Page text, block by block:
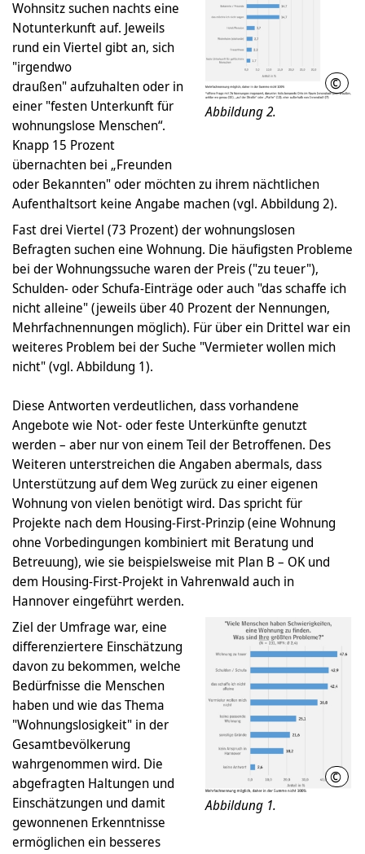
© LHH
Abbildung 2.
Wohnsitz suchen nachts eine
Notunterkunft auf. Jeweils
rund ein Viertel gibt an, sich
"irgendwo
draußen" aufzuhalten oder in
einer "festen Unterkunft für
wohnungslose Menschen“.
Knapp 15 Prozent
übernachten bei „Freunden
oder Bekannten" oder möchten zu ihrem nächtlichen
Aufenthaltsort keine Angabe machen (vgl. Abbildung 2).
Fast drei Viertel (73 Prozent) der wohnungslosen
Befragten suchen eine Wohnung. Die häufigsten Probleme
bei der Wohnungssuche waren der Preis ("zu teuer"),
Schulden- oder Schufa-Einträge oder auch "das schaffe ich
nicht alleine" (jeweils über 40 Prozent der Nennungen,
Mehrfachnennungen möglich). Für über ein Drittel war ein
weiteres Problem bei der Suche "Vermieter wollen mich
nicht" (vgl. Abbildung 1).
Diese Antworten verdeutlichen, dass vorhandene
Angebote wie Not- oder feste Unterkünfte genutzt
werden – aber nur von einem Teil der Betroffenen. Des
Weiteren unterstreichen die Angaben abermals, dass
Unterstützung auf dem Weg zurück zu einer eigenen
Wohnung von vielen benötigt wird. Das spricht für
Projekte nach dem Housing-First-Prinzip (eine Wohnung
ohne Vorbedingungen kombiniert mit Beratung und
Betreuung), wie sie beispielsweise mit Plan B – OK und
dem Housing-First-Projekt in Vahrenwald auch in
Hannover eingeführt werden.
© LHH
Abbildung 1.
Ziel der Umfrage war, eine
differenziertere Einschätzung
davon zu bekommen, welche
Bedürfnisse die Menschen
haben und wie das Thema
"Wohnungslosigkeit" in der
Gesamtbevölkerung
wahrgenommen wird. Die
abgefragten Haltungen und
Einschätzungen und damit
gewonnenen Erkenntnisse
ermöglichen ein besseres